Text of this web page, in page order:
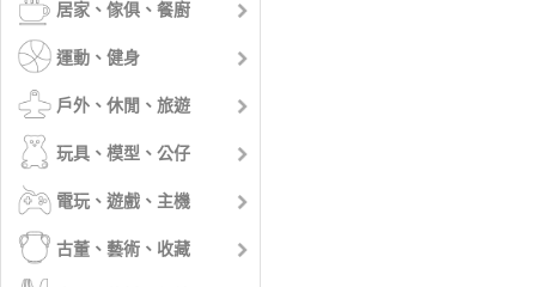
居家、傢俱、餐廚
運動、健身
戶外、休閒、旅遊
玩具、模型、公仔
電玩、遊戲、主機
古董、藝術、收藏